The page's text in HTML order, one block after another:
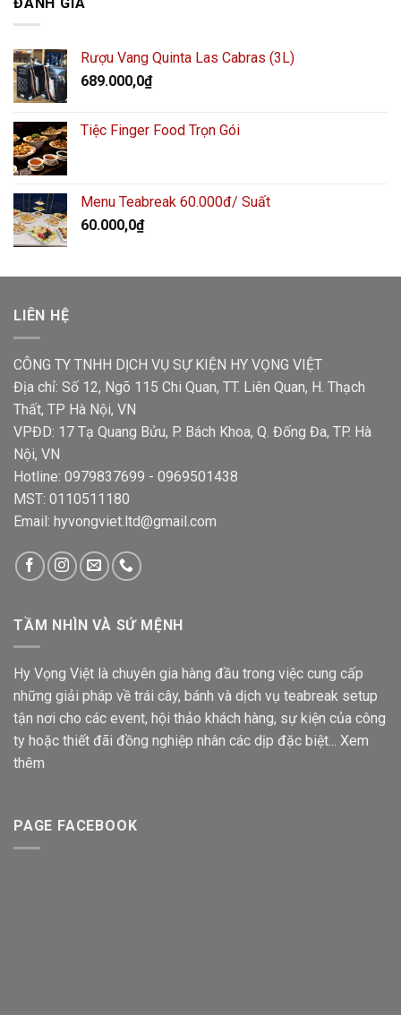
Rượu Vang Quinta Las Cabras (3L)
689.000,0₫
Tiệc Finger Food Trọn Gói
Menu Teabreak 60.000đ/ Suất
60.000,0₫
LIÊN HỆ
CÔNG TY TNHH DỊCH VỤ SỰ KIỆN HY VỌNG VIỆT
Địa chỉ: Số 12, Ngõ 115 Chi Quan, TT. Liên Quan, H. Thạch
Thất, TP Hà Nội, VN
VPĐD: 17 Tạ Quang Bửu, P. Bách Khoa, Q. Đống Đa, TP. Hà
Nội, VN
Hotline: 0979837699 - 0969501438
MST: 0110511180
Email: hyvongviet.ltd@gmail.com
TẦM NHÌN VÀ SỨ MỆNH
Hy Vọng Việt là chuyên gia hàng đầu trong việc cung cấp
những giải pháp về trái cây, bánh và dịch vụ teabreak setup
tận nơi cho các event, hội thảo khách hàng, sự kiện của công
ty hoặc thiết đãi đồng nghiệp nhân các dịp đặc biệt... Xem
thêm
PAGE FACEBOOK